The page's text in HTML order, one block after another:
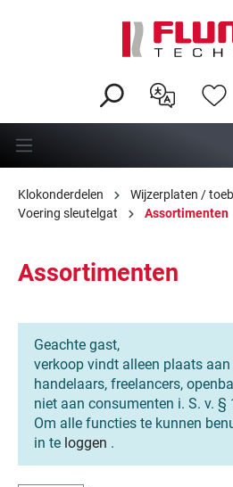
Klokonderdelen
Wijzerplaten /
Voering sleutelgat
Assortimenten
Assortimenten
Geachte gast,
verkoop vindt alleen plaats aan
handelaars, freelancers,
niet aan consumenten i. S. v. §
Om alle functies te kunnen
in te loggen .